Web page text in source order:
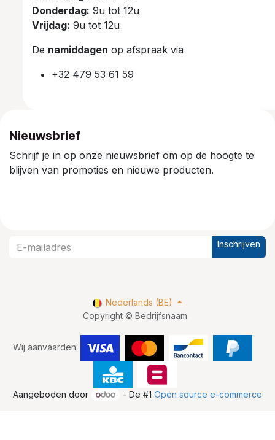
Donderdag: 9u tot 12u
Vrijdag: 9u tot 12u
De namiddagen op afspraak via
+32 479 53 61 59
Nieuwsbrief
Schrijf je in op onze nieuwsbrief om op de hoogte te
blijven van promoties en nieuwe producten.
Inschrijven
Copyright © Bedrijfsnaam
Wij aanvaarden:
Nederlands (BE)
Aangeboden door - De #1Open source e-commerce